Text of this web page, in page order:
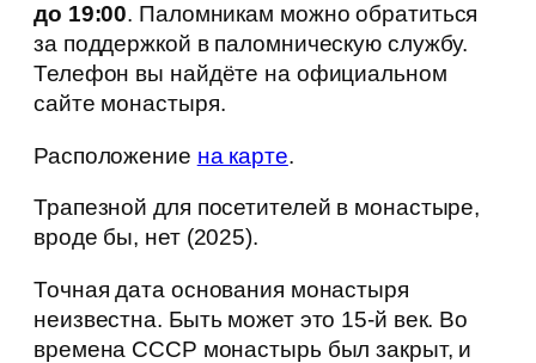
до 19:00. Паломникам можно обратиться
за поддержкой в паломническую службу.
Телефон вы найдёте на официальном
сайте монастыря.
Расположение на карте.
Трапезной для посетителей в монастыре,
вроде бы, нет (2025).
Точная дата основания монастыря
неизвестна. Быть может это 15-й век. Во
времена СССР монастырь был закрыт, и